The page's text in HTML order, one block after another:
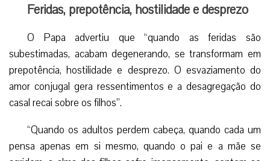
Feridas, prepotência, hostilidade e desprezo
O Papa advertiu que “quando as feridas são
subestimadas, acabam degenerando, se transformam em
prepotência, hostilidade e desprezo. O esvaziamento do
amor conjugal gera ressentimentos e a desagregação do
casal recai sobre os filhos”.
“Quando os adultos perdem cabeça, quando cada um
pensa apenas em si mesmo, quando o pai e a mãe se